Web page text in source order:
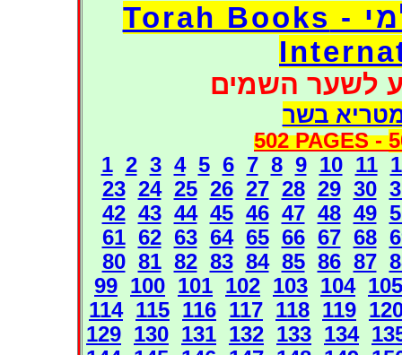
דפי אוצר הספרים העולמי - Torah Books
לשער השמים
בשר
502 PAGES -
1 2 3 4 5 6 7 8 9 10 11
23 24 25 26 27 28 29 30
42 43 44 45 46 47 48 49
61 62 63 64 65 66 67 68
80 81 82 83 84 85 86 87
99 100 101 102 103 104 105
114 115 116 117 118 119
129 130 131 132 133 134